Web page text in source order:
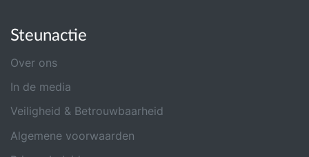
Steunactie
Over ons
In de media
Veiligheid & Betrouwbaarheid
Algemene voorwaarden